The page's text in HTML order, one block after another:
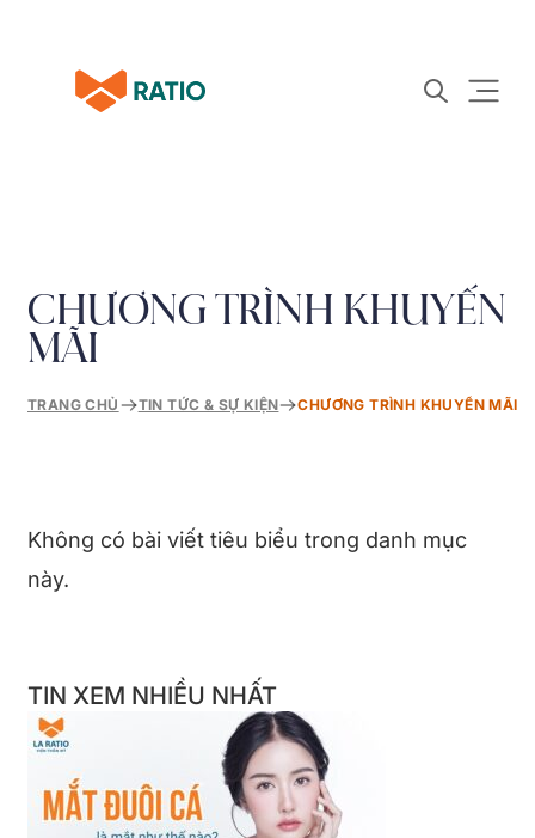
CHƯƠNG TRÌNH KHUYẾN
MÃI
TRANG CHỦ
TIN TỨC & SỰ KIỆN
CHƯƠNG TRÌNH KHUYẾN MÃI
Không có bài viết tiêu biểu trong danh mục
này.
TIN XEM NHIỀU NHẤT